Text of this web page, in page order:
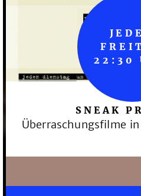
SNEAK
Überraschungsfilme
22:30